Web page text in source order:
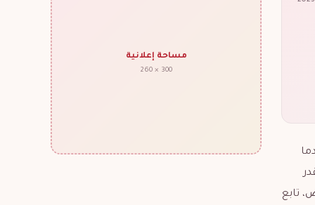
تابع
مساحة إعلانية
300 × 260